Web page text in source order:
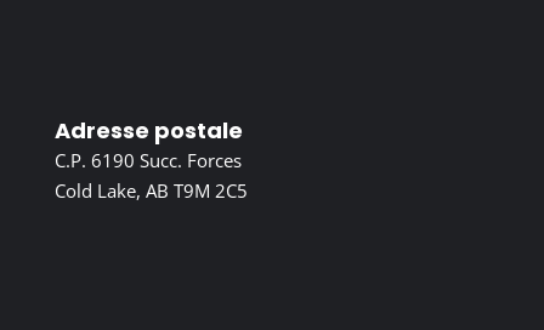
Adresse postale
C.P. 6190 Succ. Forces
Cold Lake, AB T9M 2C5